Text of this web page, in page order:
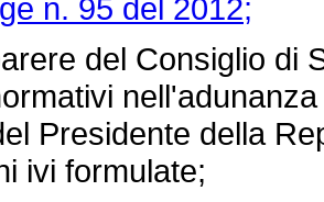
n. 95 del 2012;
del Consiglio di
Presidente della
ivi formulate;